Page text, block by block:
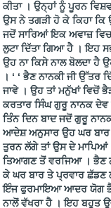
ਕੀਤਾ । ਉਨ੍ਹਾਂ ਨੂੰ ਪੂਰਨ
ਉਸ ਨੇ ਤਗੜੀ ਹੋ ਕੇ ਕਿਹਾ
ਜਦੋਂ ਸਾਰਿਆਂ ਇਕ ਅਵਾਜ਼ ਵਿਚ
ਲੁਟਾ ਦਿੱਤਾ ਗਿਆ ਹੈ । ਇਹ
ਉਹ ਨਾ ਕਿਸੇ ਨਾਲ ਬੋਲਦਾ ਹੈ
। ‘ ‘ ਭੈਣ ਨਾਨਕੀ ਜੀ ਉੱਤਰ
ਜਾਵੇ । ਉਹ ਤਾਂ ਮਨੁੱਖਾਂ
ਕਰਤਾਰ ਸਿੰਘ ਗੁਰੂ ਨਾਨਕ ਦੇਵ
ਤਿੰਨ ਦਿਨ ਬਾਦ ਜਦੋਂ ਗੁਰੂ
ਆਦੇਸ਼ ਅਨੁਸਾਰ ਉਹ ਘਰ ਬਾਰ
ਤੁਰਨ ਲੱਗੇ ਤਾਂ ਉਸ ਦੇ ਮਾਪਿਆਂ
ਤਿਆਗਣ ਤੋਂ ਵਰਜਿਆ । ਭੈਣ
ਕੇ ਘਰ ਬਾਰ ਤੇ ਪ੍ਰਵਾਰ
ਇੰਜ ਫੁਰਮਾਇਆ ਆਦਰ ਯੋਗ ਭੈਣ
ਨਾਲੋਂ ਵੱਖਰਾ ਹੈ । ਇਹ ਬਹੁਤ